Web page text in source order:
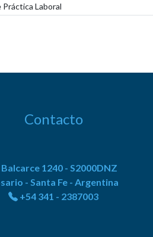
Práctica Laboral
Contacto
Balcarce 1240 - S2000DNZ
- Santa Fe - Argentina
+54 341 - 2387003